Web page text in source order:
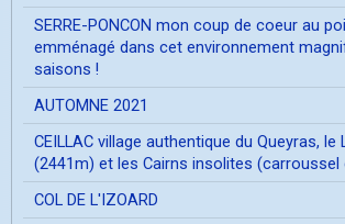
SERRE-PONCON mon coup de coeur au
emménagé dans cet environnement
saisons !
AUTOMNE 2021
CEILLAC village authentique du Queyras, le
(2441m) et les Cairns insolites (carroussel
COL DE L'IZOARD